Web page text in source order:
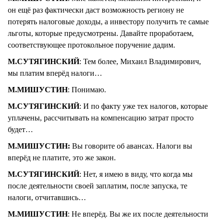
он ещё раз фактически даст возможность региону не
потерять налоговые доходы, а инвестору получить те самые
льготы, которые предусмотрены. Давайте проработаем,
соответствующее протокольное поручение дадим.
М.СУТЯГИНСКИЙ: Тем более, Михаил Владимирович,
мы платим вперёд налоги…
М.МИШУСТИН: Понимаю.
М.СУТЯГИНСКИЙ: И по факту уже тех налогов, которые
уплачены, рассчитывать на компенсацию затрат просто
будет…
М.МИШУСТИН: Вы говорите об авансах. Налоги вы
вперёд не платите, это же закон.
М.СУТЯГИНСКИЙ: Нет, я имею в виду, что когда мы
после деятельности своей заплатим, после запуска, те
налоги, отчитавшись…
М.МИШУСТИН: Не вперёд. Вы же их после деятельности